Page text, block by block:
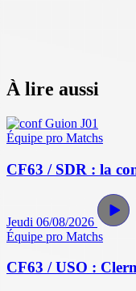
À lire aussi
Équipe pro Matchs
CF63 / SDR : la
Jeudi 06/08/2026
Équipe pro Matchs
CF63 / USO :